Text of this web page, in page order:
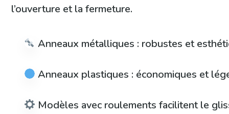
l’ouverture et la fermeture.
Anneaux métalliques : robustes et
Anneaux plastiques : économiques et
Modèles avec roulements facilitent le